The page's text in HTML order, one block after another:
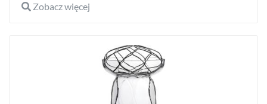
Zobacz więcej